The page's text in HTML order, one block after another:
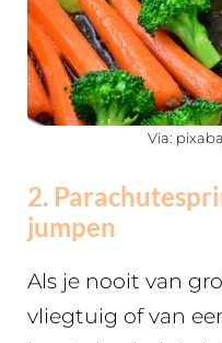
Via:
2.
jumpen
Als je nooit van
vliegtuig of van